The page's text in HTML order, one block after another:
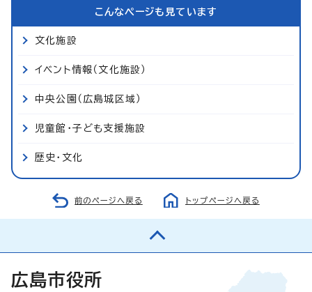
こんなページも見ています
文化施設
イベント情報（文化施設）
中央公園（広島城区域）
児童館・子ども支援施設
歴史・文化
前のページへ戻る トップページへ戻る
広島市役所